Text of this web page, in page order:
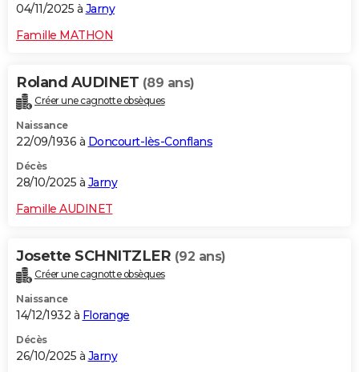
04/11/2025 à Jarny
Famille MATHON
Roland AUDINET (89 ans)
Créer une cagnotte obsèques
Naissance
22/09/1936 à Doncourt-lès-Conflans
Décès
28/10/2025 à Jarny
Famille AUDINET
Josette SCHNITZLER (92 ans)
Créer une cagnotte obsèques
Naissance
14/12/1932 à Florange
Décès
26/10/2025 à Jarny